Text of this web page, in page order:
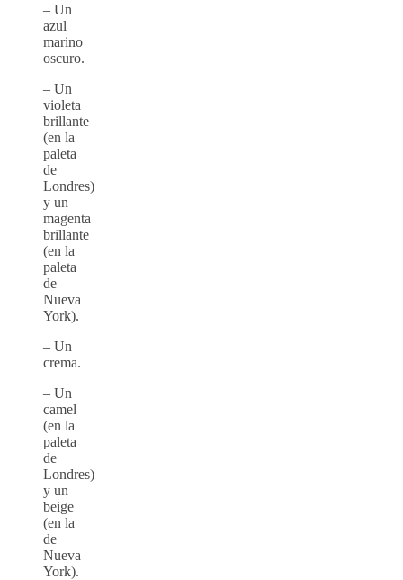
– Un
azul
marino
oscuro.
– Un
violeta
brillante
(en la
paleta
de
Londres)
y un
magenta
brillante
(en la
paleta
de
Nueva
York).
– Un
crema.
– Un
camel
(en la
paleta
de
Londres)
y un
beige
(en la
de
Nueva
York).